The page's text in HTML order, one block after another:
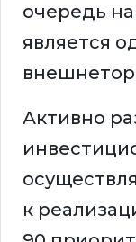
очередь
является
Активно
к